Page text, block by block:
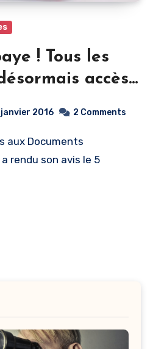
! Tous les
accès
de la Ville !
janvier 2016 2 Comments
rendu son avis le 5